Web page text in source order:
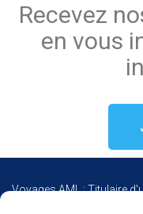
Recevez
en vous
Voyages AML : Titulaire